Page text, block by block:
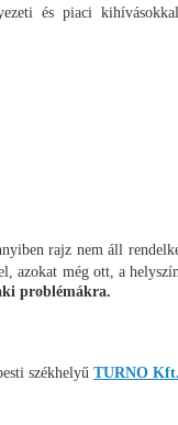
és piaci
rajz nem áll
azokat még ott, a
problémákra.
székhelyű TURNO Kft.